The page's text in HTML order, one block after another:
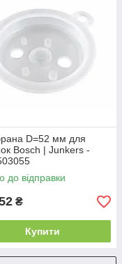
D=52 мм для
Bosch | Junkers -
до відправки
₴
Купити